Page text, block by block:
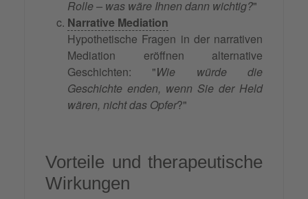
Rolle – was wäre Ihnen dann wichtig?"
Narrative Mediation
Hypothetische Fragen in der narrativen
Mediation eröffnen alternative
Geschichten: "Wie würde die
Geschichte enden, wenn Sie der Held
wären, nicht das Opfer?"
Vorteile und therapeutische
Wirkungen